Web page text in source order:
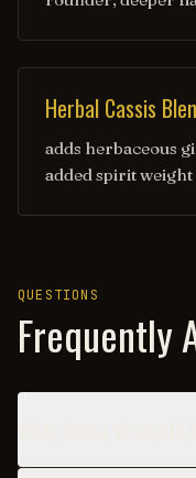
Herbal Cassis
adds herbaceous
added spirit weight
QUESTIONS
Frequently